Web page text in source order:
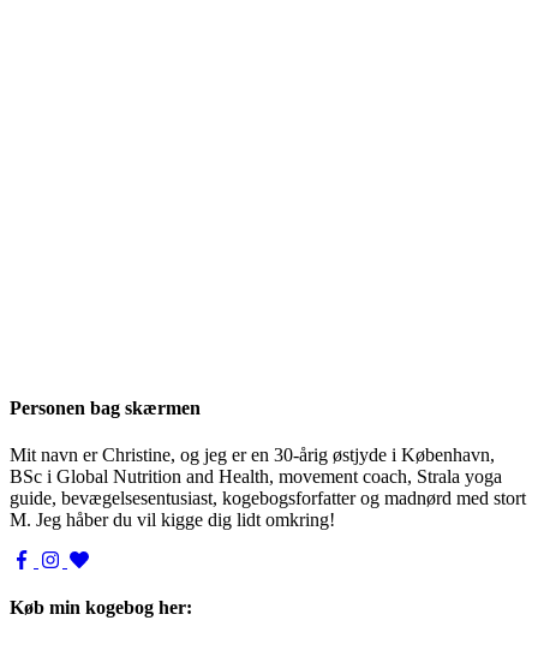
Personen bag skærmen
Mit navn er Christine, og jeg er en 30-årig østjyde i København,
BSc i Global Nutrition and Health, movement coach, Strala yoga
guide, bevægelsesentusiast, kogebogsforfatter og madnørd med stort
M. Jeg håber du vil kigge dig lidt omkring!
Køb min kogebog her: